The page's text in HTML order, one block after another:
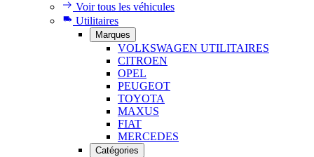
Voir tous les véhicules
Utilitaires
Marques
VOLKSWAGEN UTILITAIRES
CITROEN
OPEL
PEUGEOT
TOYOTA
MAXUS
FIAT
MERCEDES
Catégories